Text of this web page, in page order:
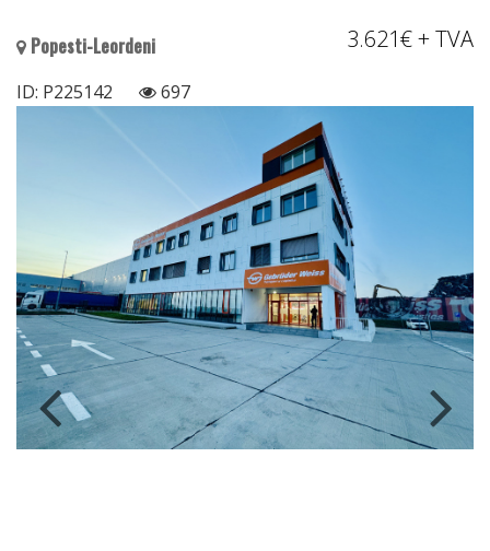
Popesti-Leordeni 3.621€+ TVA
ID: P225142 697